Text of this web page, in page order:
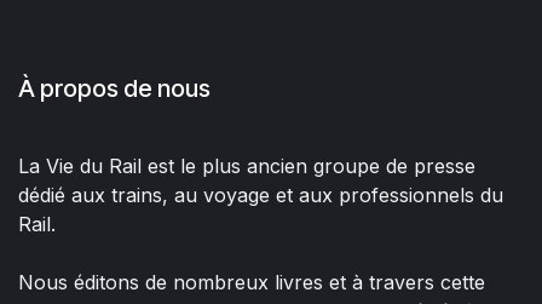
À propos de nous
La Vie du Rail est le plus ancien groupe de presse
dédié aux trains, au voyage et aux professionnels du
Rail.
Nous éditons de nombreux livres et à travers cette